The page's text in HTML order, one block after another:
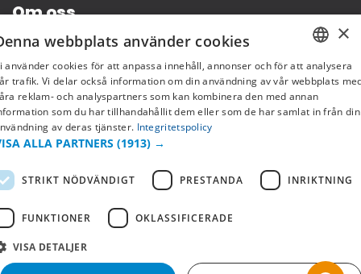
Om oss
Företagsinformation
Copyright © 2019 This site is Licensed to 377 Sport AB
SWEDISH
FI
×
webbplats använder cookies
använder cookies för att anpassa innehåll, annonser och för att analysera
trafik. Vi delar också information om din användning av vår webbplats
reklam- och analyspartners som kan kombinera den med annan
som du har tillhandahållit dem eller som de har samlat in från din
av deras tjänster. Integritetspolicy
ALLA PARTNERS (1913) →
STRIKT NÖDVÄNDIGT PRESTANDA INRIKTNING
FUNKTIONER OKLASSIFICERADE
VISA DETALJER